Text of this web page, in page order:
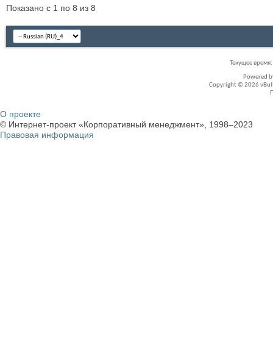
Показано с 1 по 8 из 8
Текущее время:
Powered
Copyright © 2026
О проекте
© Интернет-проект «Корпоративный менеджмент», 1998–2023
Правовая информация